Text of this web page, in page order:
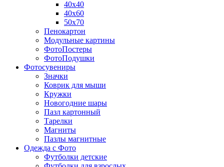
40х40
40х60
50х70
Пенокартон
Модульные картины
ФотоПостеры
ФотоПодушки
Фотоcувениры
Значки
Коврик для мыши
Кружки
Новогодние шары
Пазл картонный
Тарелки
Магниты
Пазлы магнитные
Одежда с Фото
Футболки детские